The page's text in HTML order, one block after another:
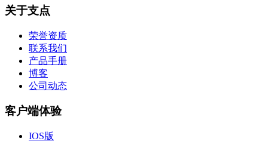
关于支点
荣誉资质
联系我们
产品手册
博客
公司动态
客户端体验
IOS版